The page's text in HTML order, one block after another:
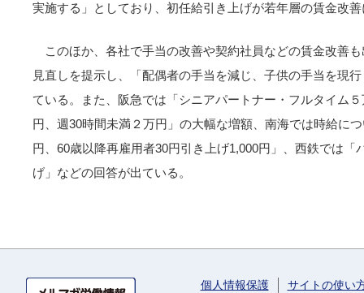
実施する」としており、初任給引き上げが若年層の賃金改
このほか、各社で手当の改善や契約社員などの賃金改善
見直しを提示し、「配偶者の手当を減じ、子供の手当を現
ている。また、阪急では「シニアパートナー・フルタイム
円、週30時間未満２万円」の大幅な増額、南海では時給に
円、60歳以降再雇用者30円引き上げ1,000円」、西鉄では「
げ」などの回答が出ている。
個人情報保護 サイトの使い